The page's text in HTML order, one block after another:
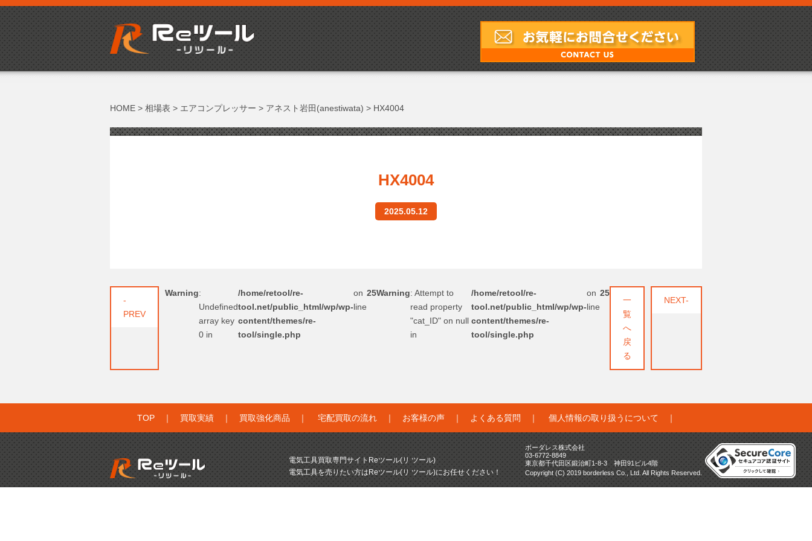
HOME > 相場表 > エアコンプレッサー > アネスト岩田(anestiwata) > HX4004
HX4004
2025.05.12
-
PREV
Warning:
Undefined
array key
0 in
/home/retool/re-
tool.net/public_html/wp/wp-
content/themes/re-
tool/single.php
on
line
25Warning: Attempt to
read property
"cat_ID" on null
in
/home/retool/re-
tool.net/public_html/wp/wp-
content/themes/re-
tool/single.php
on
line
25
一
覧
へ
戻
る
NEXT-
TOP｜ 買取実績｜ 買取強化商品 ｜ 宅配買取の流れ｜ お客様の声｜ よくある質問 ｜ 個人情報の取り扱うについて ｜
電気工具買取専門サイトReツール(リ ツール)
電気工具を売りたい方はReツール(リ ツール)にお任せください！
ボーダレス株式会社
03-6772-8849
東京都千代田区鍛治町1-8-3 神田91ビル4階
Copyright (C) 2019 borderless Co., Ltd. All Rights Reserved.